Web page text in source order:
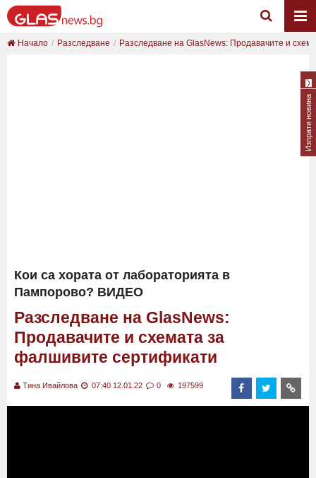
Начало Разследване Разследване на GlasNews: Продавачите и
Кои са хората от лабораторията в
Пампорово? ВИДЕО
Разследване на GlasNews:
Продавачите и схемата за
фалшивите сертификати
Тина Ивайлова 07:40 12.01.22 0 197599
Изпрати новина